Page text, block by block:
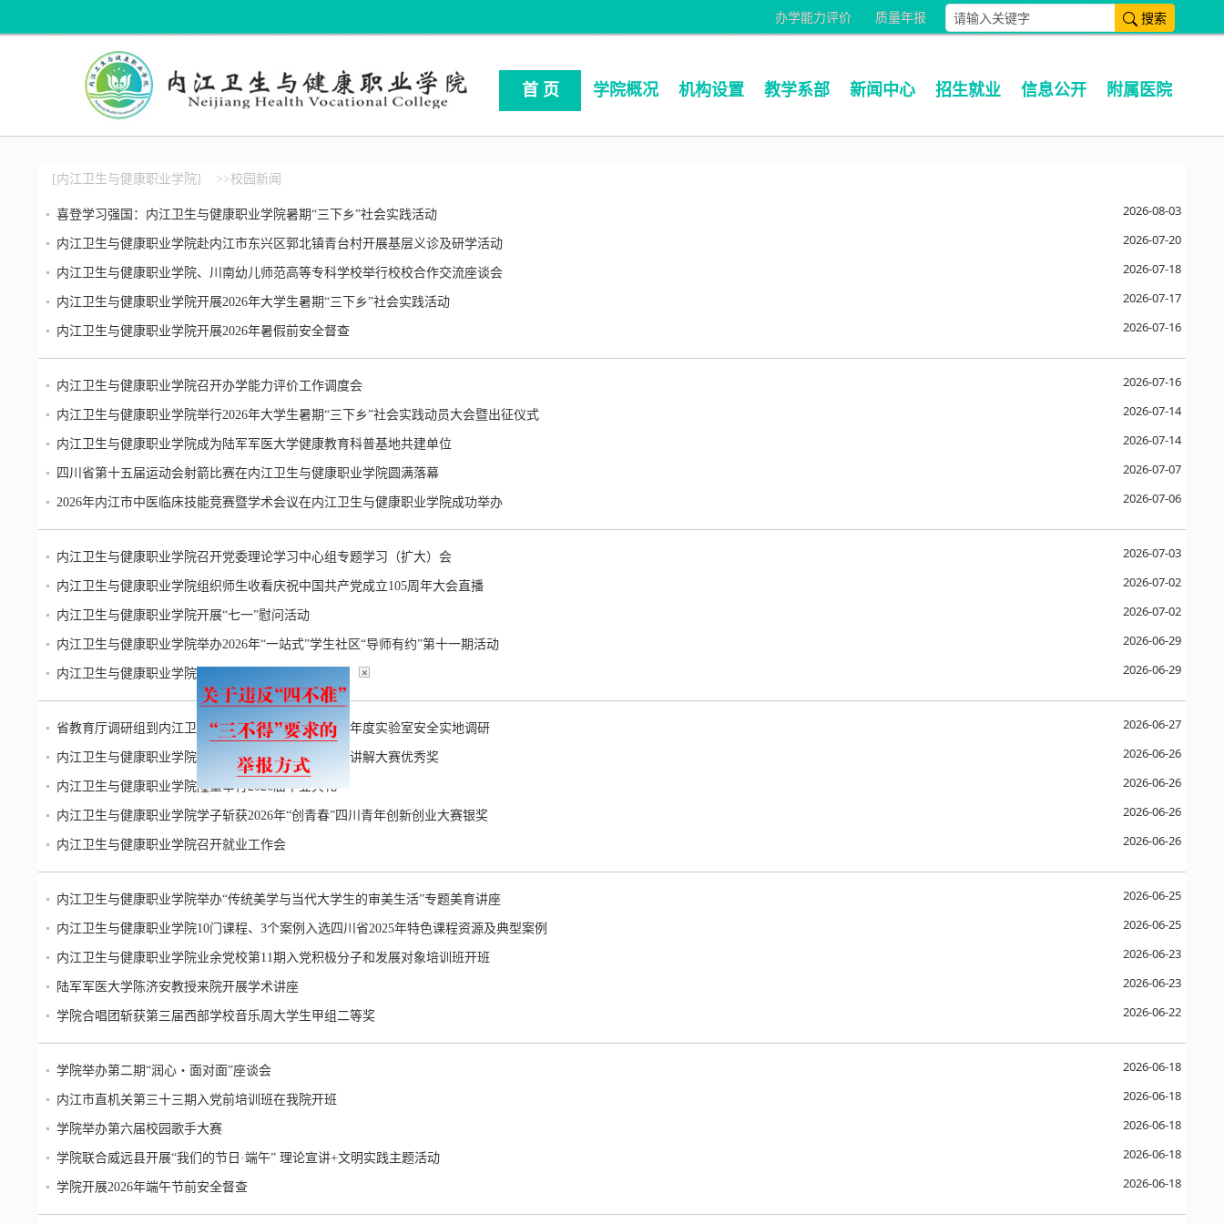
搜索
质量年报
办学能力评价
首 页 学院概况 机构设置 教学系部 新闻中心 招生就业 信息公开 附属医院
[内江卫生与健康职业学院] >>校园新闻
2026-08-03
喜登学习强国：内江卫生与健康职业学院暑期“三下乡”社会实践活动
2026-07-20
内江卫生与健康职业学院赴内江市东兴区郭北镇青台村开展基层义诊及研学活动
2026-07-18
内江卫生与健康职业学院、川南幼儿师范高等专科学校举行校校合作交流座谈会
2026-07-17
内江卫生与健康职业学院开展2026年大学生暑期“三下乡”社会实践活动
2026-07-16
内江卫生与健康职业学院开展2026年暑假前安全督查
2026-07-16
内江卫生与健康职业学院召开办学能力评价工作调度会
2026-07-14
内江卫生与健康职业学院举行2026年大学生暑期“三下乡”社会实践动员大会暨出征仪式
2026-07-14
内江卫生与健康职业学院成为陆军军医大学健康教育科普基地共建单位
2026-07-07
四川省第十五届运动会射箭比赛在内江卫生与健康职业学院圆满落幕
2026-07-06
2026年内江市中医临床技能竞赛暨学术会议在内江卫生与健康职业学院成功举办
2026-07-03
内江卫生与健康职业学院召开党委理论学习中心组专题学习（扩大）会
2026-07-02
内江卫生与健康职业学院组织师生收看庆祝中国共产党成立105周年大会直播
2026-07-02
内江卫生与健康职业学院开展“七一”慰问活动
2026-06-29
内江卫生与健康职业学院举办2026年“一站式”学生社区“导师有约”第十一期活动
2026-06-29
内江卫生与健康职业学院开展校园交通安全专题讲座
2026-06-27
省教育厅调研组到内江卫生与健康职业学院开展2026年度实验室安全实地调研
2026-06-26
内江卫生与健康职业学院教师李雯怡荣获四川省科普讲解大赛优秀奖
2026-06-26
内江卫生与健康职业学院隆重举行2026届毕业典礼
2026-06-26
内江卫生与健康职业学院学子斩获2026年“创青春”四川青年创新创业大赛银奖
2026-06-26
内江卫生与健康职业学院召开就业工作会
2026-06-25
内江卫生与健康职业学院举办“传统美学与当代大学生的审美生活”专题美育讲座
2026-06-25
内江卫生与健康职业学院10门课程、3个案例入选四川省2025年特色课程资源及典型案例
2026-06-23
内江卫生与健康职业学院业余党校第11期入党积极分子和发展对象培训班开班
2026-06-23
陆军军医大学陈济安教授来院开展学术讲座
2026-06-22
学院合唱团斩获第三届西部学校音乐周大学生甲组二等奖
2026-06-18
学院举办第二期“润心・面对面”座谈会
2026-06-18
内江市直机关第三十三期入党前培训班在我院开班
2026-06-18
学院举办第六届校园歌手大赛
2026-06-18
学院联合威远县开展“我们的节日·端午” 理论宣讲+文明实践主题活动
2026-06-18
学院开展2026年端午节前安全督查
×